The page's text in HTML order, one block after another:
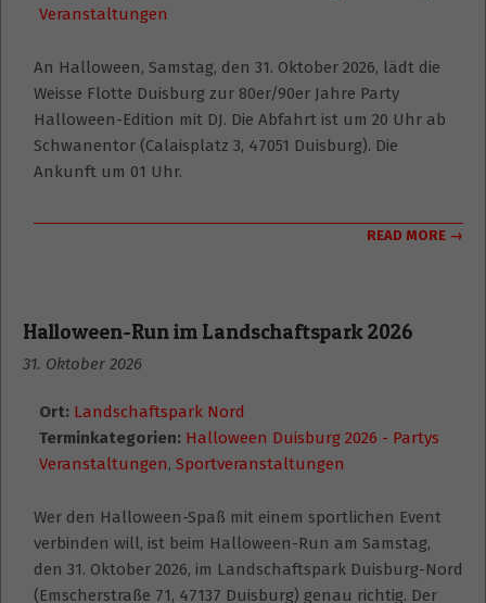
Veranstaltungen
An Halloween, Samstag, den 31. Oktober 2026, lädt die
Weisse Flotte Duisburg zur 80er/90er Jahre Party
Halloween-Edition mit DJ. Die Abfahrt ist um 20 Uhr ab
Schwanentor (Calaisplatz 3, 47051 Duisburg). Die
Ankunft um 01 Uhr.
READ MORE →
Halloween-Run im Landschaftspark 2026
31. Oktober 2026
Ort: Landschaftspark Nord
Terminkategorien: Halloween Duisburg 2026 - Partys
Veranstaltungen, Sportveranstaltungen
Wer den Halloween-Spaß mit einem sportlichen Event
verbinden will, ist beim Halloween-Run am Samstag,
den 31. Oktober 2026, im Landschaftspark Duisburg-Nord
(Emscherstraße 71, 47137 Duisburg) genau richtig. Der